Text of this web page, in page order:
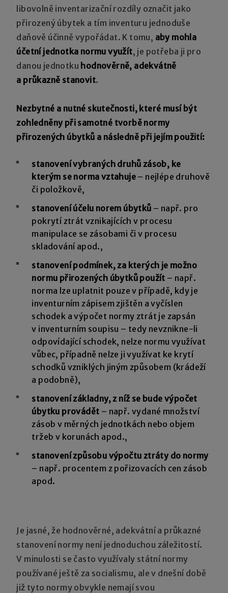
libovolně inventarizační rozdíly označit jako
přirozený úbytek a tím inventuru jednoduše
daňově účinně vypořádat. K tomu, aby mohla
účetní jednotka normu využít, je potřeba ji pro
danou jednotku hodnověrně, adekvátně
a průkazně stanovit.
Nezbytné a nutné skutečnosti, které musí být
zohledněny při samotné tvorbě normy
přirozených úbytků a následně při jejím použití:
stanovení vybraných druhů zásob, ke
kterým se norma vztahuje – nejlépe druhově
či položkově,
stanovení účelu norem úbytků – např. pro
pokrytí ztrát vznikajících v procesu
manipulace se zásobami či v procesu
skladování apod.,
stanovení podmínek, za kterých je možno
normu přirozených úbytků použít – např.
norma lze uplatnit pouze v případě, kdy je
inventurním zápisem zjištěn a vyčíslen
schodek a výpočet normy ztrát je zapsán
v inventurním soupisu – tedy nevznikne-li
odpovídající schodek, nelze normu využívat
vůbec, případně nelze ji využívat ke krytí
schodků vzniklých jiným způsobem (krádeží
a podobně),
stanovení základny, z níž se bude výpočet
úbytku provádět – např. vydané množství
zásob v měrných jednotkách nebo objem
tržeb v korunách apod.,
stanovení způsobu výpočtu ztráty do normy
– např. procentem z pořizovacích cen zásob
apod.
Je jasné, že hodnověrné, adekvátní a průkazné
stanovení normy není jednoduchou záležitostí.
V minulosti se často využívaly státní normy
používané ještě za socialismu, ale v dnešní době
již tyto normy obvykle nemají svou